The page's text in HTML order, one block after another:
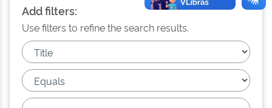
Add filters:
Use filters to refine the search results.